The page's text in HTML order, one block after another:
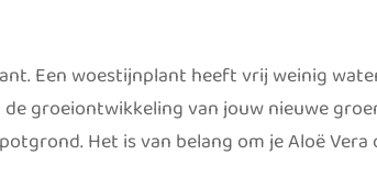
Een woestijnplant heeft vrij weinig
groeiontwikkeling van jouw nieuwe
Het is van belang om je Aloë